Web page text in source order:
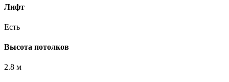
Лифт
Есть
Высота потолков
2.8 м